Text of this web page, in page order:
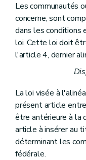
Les communautés
concerne, sont
dans les conditions
loi. Cette loi doit
l'article 4, dernier
La loi visée à
présent article
être antérieure à la
article à insérer au
déterminant les
fédérale.